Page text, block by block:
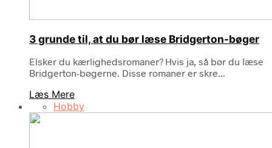
3 grunde til, at du bør læse Bridgerton-bøger
Elsker du kærlighedsromaner? Hvis ja, så bør du læse
Bridgerton-bøgerne. Disse romaner er skre...
Læs Mere
Hobby